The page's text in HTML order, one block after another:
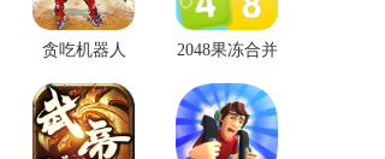
贪吃机器人 2048果冻合并